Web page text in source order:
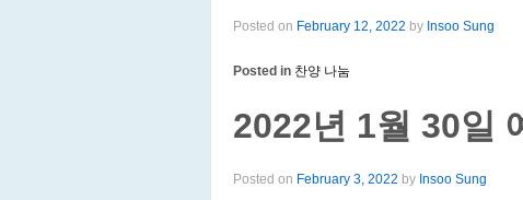
Posted on February 12, 2022 by Insoo Sung
Posted in 찬양 나눔
2022년 1월 30일
Posted on February 3, 2022 by Insoo Sung